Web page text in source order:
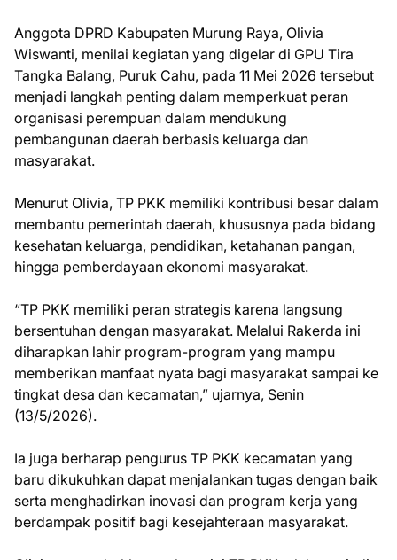
Anggota DPRD Kabupaten Murung Raya, Olivia
Wiswanti, menilai kegiatan yang digelar di GPU Tira
Tangka Balang, Puruk Cahu, pada 11 Mei 2026 tersebut
menjadi langkah penting dalam memperkuat peran
organisasi perempuan dalam mendukung
pembangunan daerah berbasis keluarga dan
masyarakat.
Menurut Olivia, TP PKK memiliki kontribusi besar dalam
membantu pemerintah daerah, khususnya pada bidang
kesehatan keluarga, pendidikan, ketahanan pangan,
hingga pemberdayaan ekonomi masyarakat.
“TP PKK memiliki peran strategis karena langsung
bersentuhan dengan masyarakat. Melalui Rakerda ini
diharapkan lahir program-program yang mampu
memberikan manfaat nyata bagi masyarakat sampai ke
tingkat desa dan kecamatan,” ujarnya, Senin
(13/5/2026).
Ia juga berharap pengurus TP PKK kecamatan yang
baru dikukuhkan dapat menjalankan tugas dengan baik
serta menghadirkan inovasi dan program kerja yang
berdampak positif bagi kesejahteraan masyarakat.